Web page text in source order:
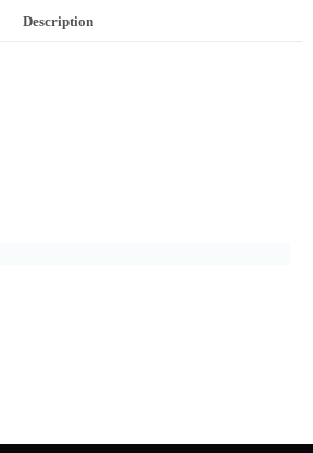
Description